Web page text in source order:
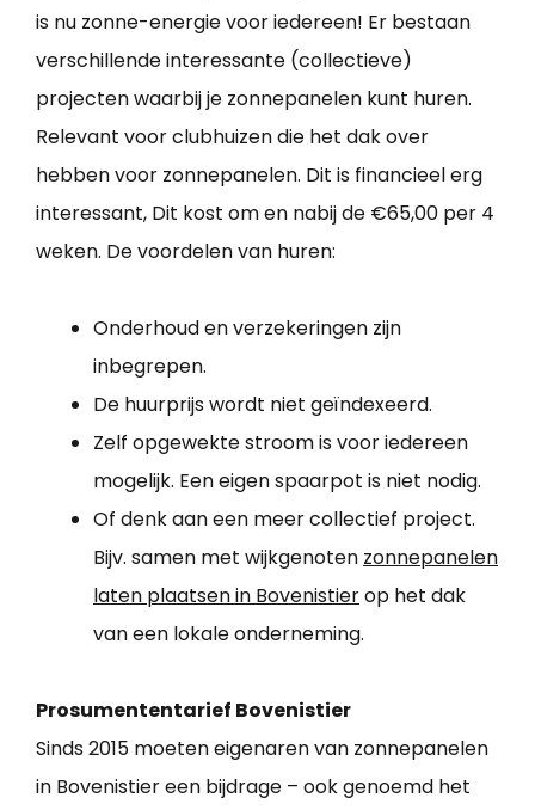
is nu zonne-energie voor iedereen! Er bestaan
verschillende interessante (collectieve)
projecten waarbij je zonnepanelen kunt huren.
Relevant voor clubhuizen die het dak over
hebben voor zonnepanelen. Dit is financieel erg
interessant, Dit kost om en nabij de €65,00 per 4
weken. De voordelen van huren:
Onderhoud en verzekeringen zijn
inbegrepen.
De huurprijs wordt niet geïndexeerd.
Zelf opgewekte stroom is voor iedereen
mogelijk. Een eigen spaarpot is niet nodig.
Of denk aan een meer collectief project.
Bijv. samen met wijkgenoten zonnepanelen
laten plaatsen in Bovenistierop het dak
van een lokale onderneming.
Prosumententarief Bovenistier
Sinds 2015 moeten eigenaren van zonnepanelen
in Bovenistier een bijdrage – ook genoemd het